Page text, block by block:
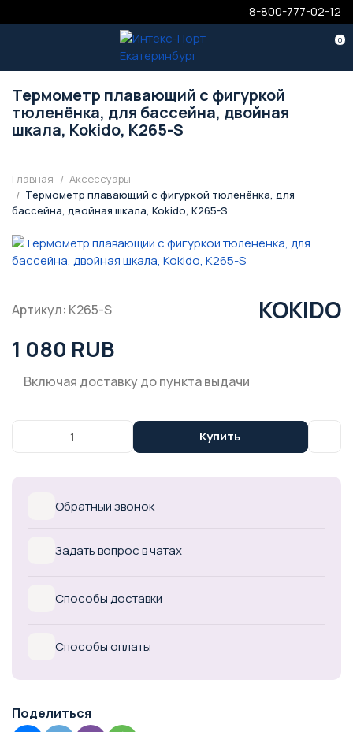
8-800-777-02-12
0
Термометр плавающий с фигуркой
тюленёнка, для бассейна, двойная
шкала, Kokido, K265-S
Главная
Аксессуары
Термометр плавающий с фигуркой тюленёнка, для
бассейна, двойная шкала, Kokido, K265-S
Артикул: K265-S KOKIDO
1 080 RUB
Включая доставку до пункта выдачи
Купить
Обратный звонок
Задать вопрос в чатах
Способы доставки
Способы оплаты
Поделиться